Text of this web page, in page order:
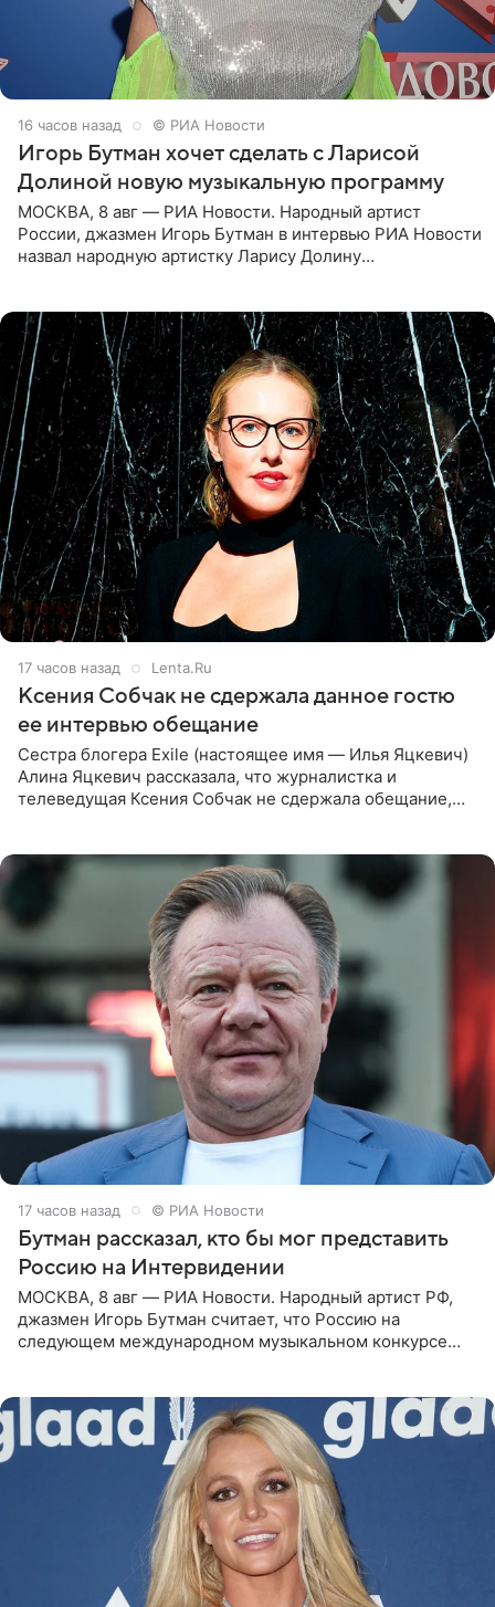
16 часов назад © РИА Новости
Игорь Бутман хочет сделать с Ларисой
Долиной новую музыкальную программу
МОСКВА, 8 авг — РИА Новости. Народный артист
России, джазмен Игорь Бутман в интервью РИА Новости
назвал народную артистку Ларису Долину
17 часов назад Lenta.Ru
Ксения Собчак не сдержала данное гостю
ее интервью обещание
Сестра блогера Exile (настоящее имя — Илья Яцкевич)
Алина Яцкевич рассказала, что журналистка и
телеведущая Ксения Собчак не сдержала обещание,
17 часов назад © РИА Новости
Бутман рассказал, кто бы мог представить
Россию на Интервидении
МОСКВА, 8 авг — РИА Новости. Народный артист РФ,
джазмен Игорь Бутман считает, что Россию на
следующем международном музыкальном конкурсе